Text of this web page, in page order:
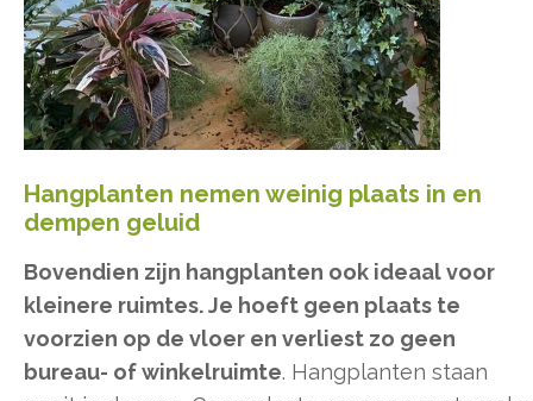
Hangplanten nemen weinig plaats in en
dempen geluid
Bovendien zijn hangplanten ook ideaal voor
kleinere ruimtes. Je hoeft geen plaats te
voorzien op de vloer en verliest zo geen
bureau- of winkelruimte. Hangplanten staan